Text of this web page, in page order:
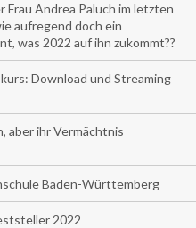
Frau Andrea Paluch im letzten
aufregend doch ein
was 2022 auf ihn zukommt??
Download und Streaming
aber ihr Vermächtnis
Baden-Württemberg
2022